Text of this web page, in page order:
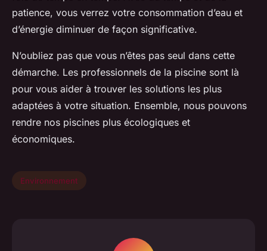
patience, vous verrez votre consommation d’eau et
d’énergie diminuer de façon significative.
N’oubliez pas que vous n’êtes pas seul dans cette
démarche. Les professionnels de la piscine sont là
pour vous aider à trouver les solutions les plus
adaptées à votre situation. Ensemble, nous pouvons
rendre nos piscines plus écologiques et
économiques.
Environnement